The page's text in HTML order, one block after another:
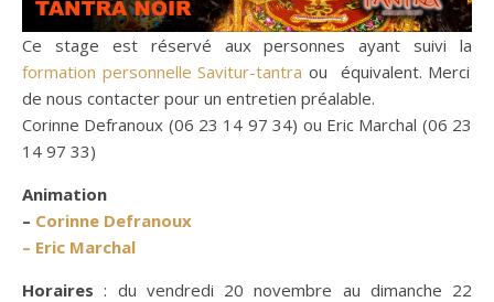
Ce stage est réservé aux personnes ayant suivi la
formation personnelle Savitur-tantra ou équivalent. Merci
de nous contacter pour un entretien préalable.
Corinne Defranoux (06 23 14 97 34) ou Eric Marchal (06 23
14 97 33)
Animation
– Corinne Defranoux
– Eric Marchal
Horaires : du vendredi 20 novembre au dimanche 22